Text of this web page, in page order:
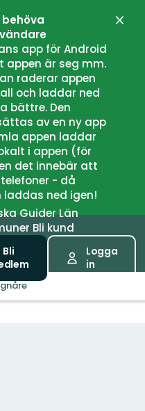
app för Android
är seg mm.
raderar appen
och laddar ned
bättre. Den
av en ny app
appen laddar
i appen (för
det innebär att
- då
laddas ned igen!
GuiderLän
Bli kund
Bli
Logga
in